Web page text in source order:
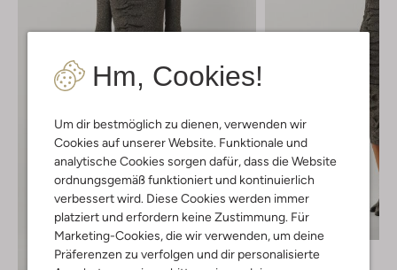
Hm, Cookies!
Um dir bestmöglich zu dienen, verwenden wir
Cookies auf unserer Website. Funktionale und
analytische Cookies sorgen dafür, dass die Website
ordnungsgemäß funktioniert und kontinuierlich
verbessert wird. Diese Cookies werden immer
platziert und erfordern keine Zustimmung. Für
Marketing-Cookies, die wir verwenden, um deine
Präferenzen zu verfolgen und dir personalisierteNotes Du Nord